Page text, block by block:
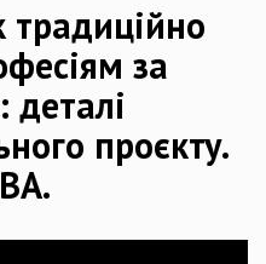
за
проєкту.